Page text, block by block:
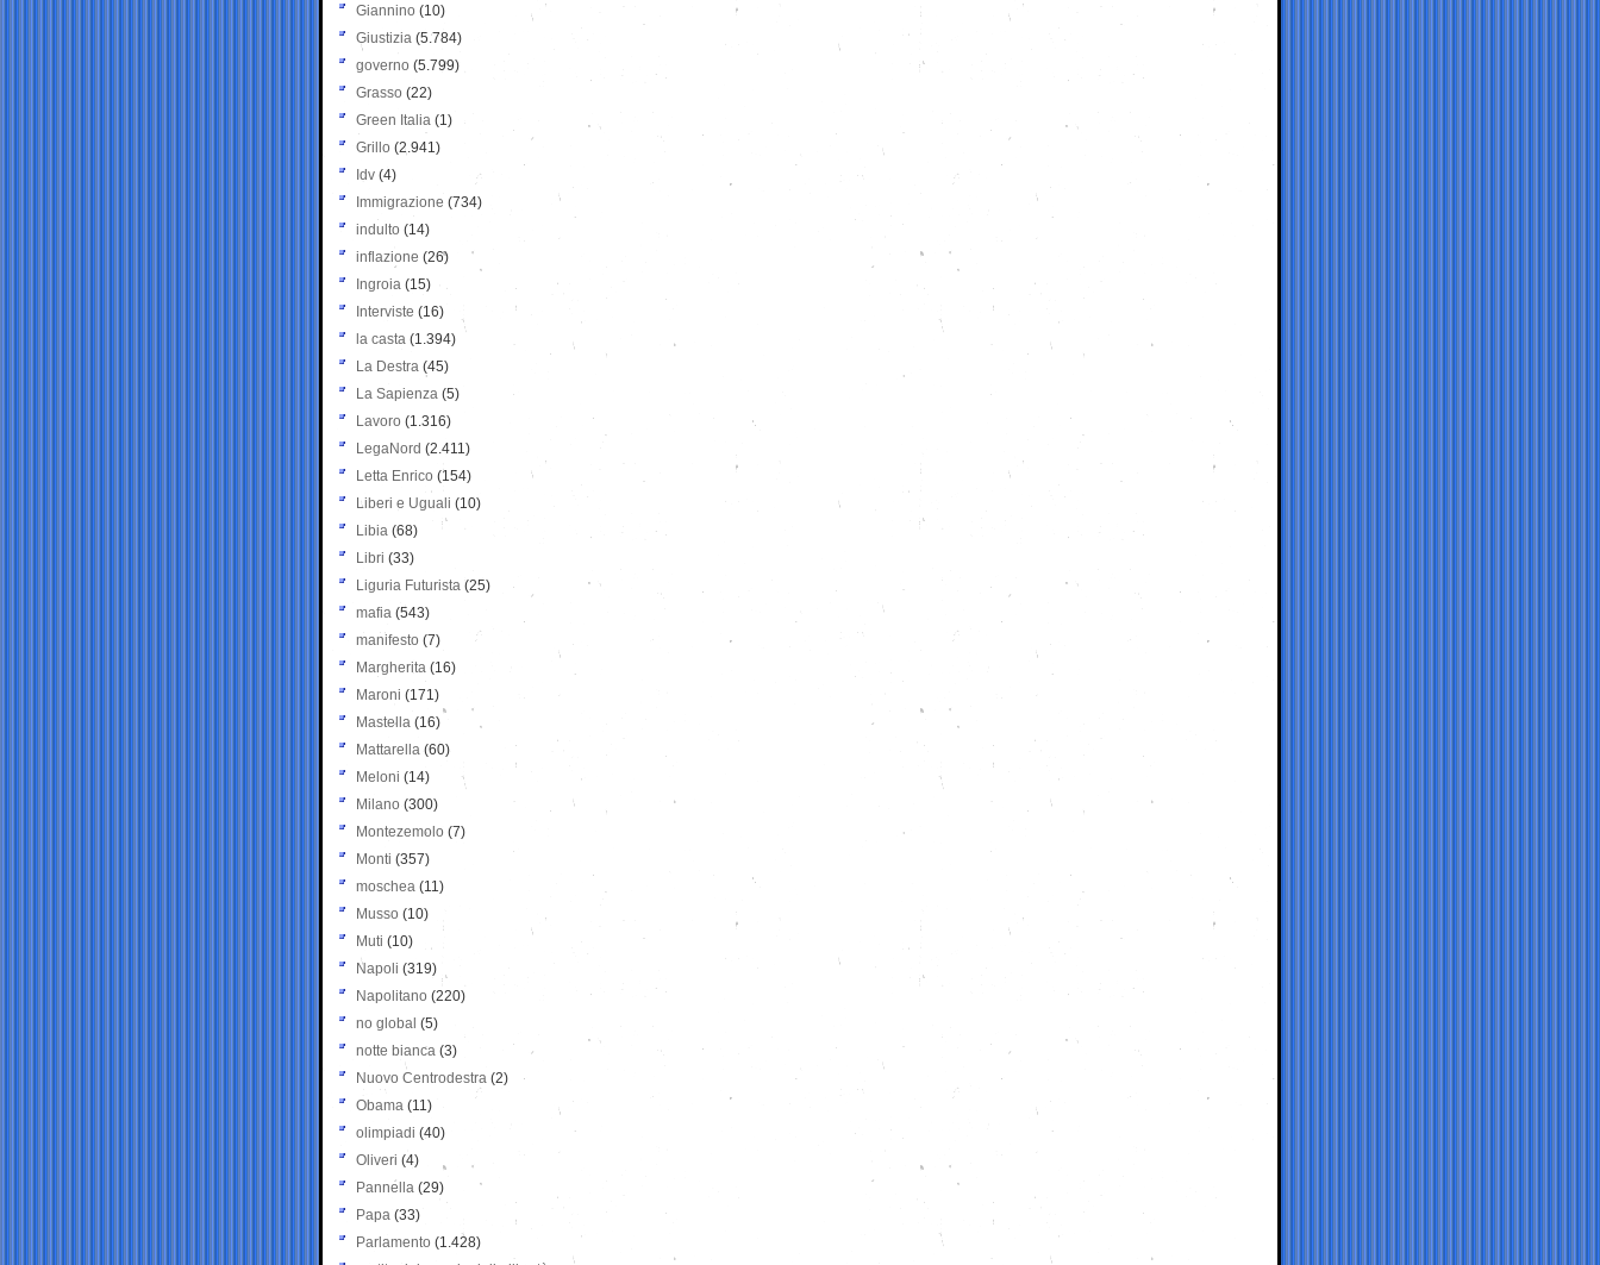
Giannino (10)
Giustizia (5.784)
governo (5.799)
Grasso (22)
Green Italia (1)
Grillo (2.941)
Idv (4)
Immigrazione (734)
indulto (14)
inflazione (26)
Ingroia (15)
Interviste (16)
la casta (1.394)
La Destra (45)
La Sapienza (5)
Lavoro (1.316)
LegaNord (2.411)
Letta Enrico (154)
Liberi e Uguali (10)
Libia (68)
Libri (33)
Liguria Futurista (25)
mafia (543)
manifesto (7)
Margherita (16)
Maroni (171)
Mastella (16)
Mattarella (60)
Meloni (14)
Milano (300)
Montezemolo (7)
Monti (357)
moschea (11)
Musso (10)
Muti (10)
Napoli (319)
Napolitano (220)
no global (5)
notte bianca (3)
Nuovo Centrodestra (2)
Obama (11)
olimpiadi (40)
Oliveri (4)
Pannella (29)
Papa (33)
Parlamento (1.428)